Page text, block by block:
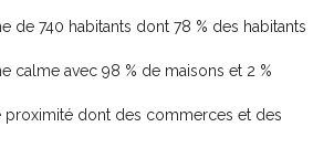
de 740 habitants dont 78 % des habitants
calme avec 98 % de maisons et 2 %
proximité dont des commerces et des